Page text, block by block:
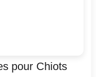
pour Chiots